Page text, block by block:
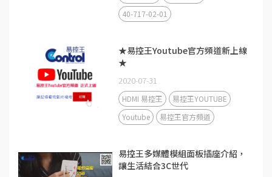
40-717-02-01
★易控王Youtube官方頻道新上線
★
2020-07-31
HDMI 易控王
易控王YOUTUBE
Youtube
易控王官方頻道
易控王多媒體模組面板插座介紹，
讓生活結合3C世代